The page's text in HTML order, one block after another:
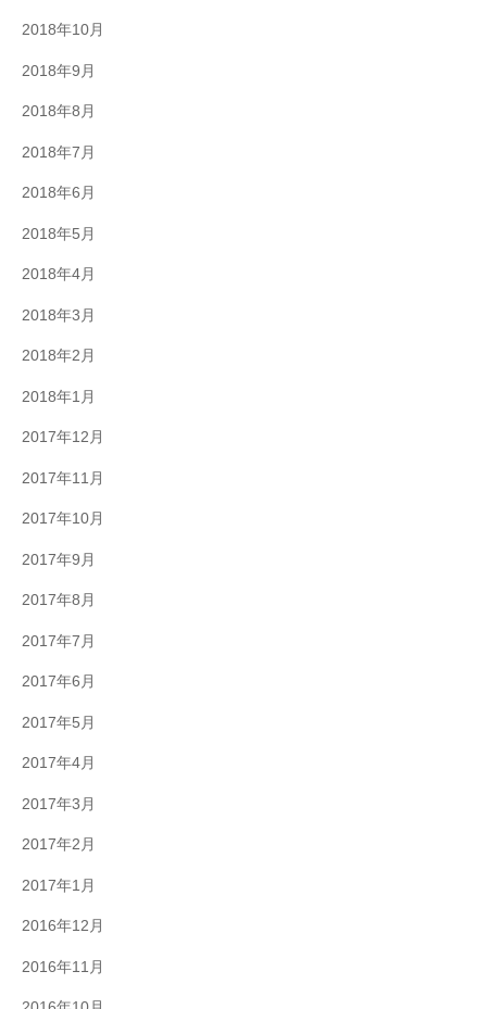
2018年10月
2018年9月
2018年8月
2018年7月
2018年6月
2018年5月
2018年4月
2018年3月
2018年2月
2018年1月
2017年12月
2017年11月
2017年10月
2017年9月
2017年8月
2017年7月
2017年6月
2017年5月
2017年4月
2017年3月
2017年2月
2017年1月
2016年12月
2016年11月